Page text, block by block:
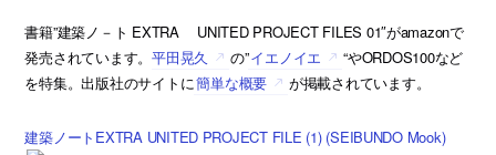
書籍”建築ノ－ト EXTRA UNITED PROJECT FILES 01″がamazonで
発売されています。平田晃久 の”イエノイエ
“やORDOS100など
を特集。出版社のサイトに簡単な概要 が掲載されています。
建築ノートEXTRA UNITED PROJECT FILE (1) (SEIBUNDO Mook)